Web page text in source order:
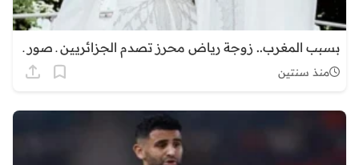
بسبب المغرب.. زوجة رياض محرز تصدم الجزائريين ـ صور ـ
منذ سنتين